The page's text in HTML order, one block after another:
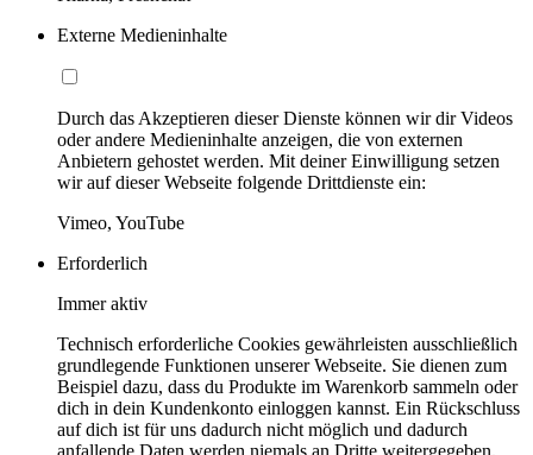
Externe Medieninhalte
Durch das Akzeptieren dieser Dienste können wir dir Videos
oder andere Medieninhalte anzeigen, die von externen
Anbietern gehostet werden. Mit deiner Einwilligung setzen
wir auf dieser Webseite folgende Drittdienste ein:
Vimeo, YouTube
Erforderlich
Immer aktiv
Technisch erforderliche Cookies gewährleisten ausschließlich
grundlegende Funktionen unserer Webseite. Sie dienen zum
Beispiel dazu, dass du Produkte im Warenkorb sammeln oder
dich in dein Kundenkonto einloggen kannst. Ein Rückschluss
auf dich ist für uns dadurch nicht möglich und dadurch